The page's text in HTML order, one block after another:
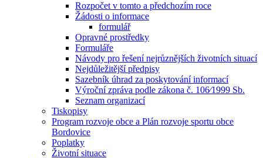
Rozpočet v tomto a předchozím roce
Žádosti o informace
formulář
Opravné prostředky
Formuláře
Návody pro řešení nejrůznějších životních situací
Nejdůležitější předpisy
Sazebník úhrad za poskytování informací
Výroční zpráva podle zákona č. 106⁄1999 Sb.
Seznam organizací
Tiskopisy
Program rozvoje obce a Plán rozvoje sportu obce
Bordovice
Poplatky
Životní situace